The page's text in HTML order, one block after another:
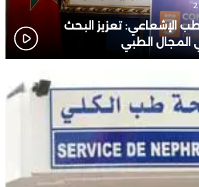
الإشعاعي: تعزيز البحث
المجال الطبي